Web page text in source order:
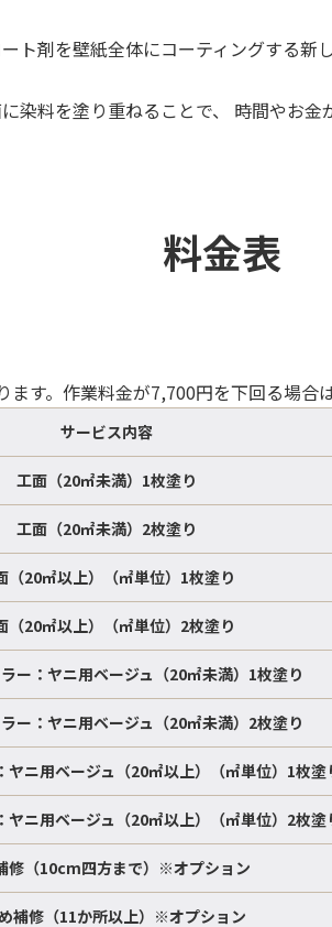
ト剤を壁紙全体にコーティングする
染料を塗り重ねることで、 時間やお
料金表
す。作業料金が7,700円を下回る場合
サービス内容
工面（20㎡未満）1枚塗り
工面（20㎡未満）2枚塗り
（20㎡以上）（㎡単位）1枚塗り
（20㎡以上）（㎡単位）2枚塗り
ー：ヤニ用ベージュ（20㎡未満）1枚塗り
ー：ヤニ用ベージュ（20㎡未満）2枚塗り
ヤニ用ベージュ（20㎡以上）（㎡単位）1枚塗
ヤニ用ベージュ（20㎡以上）（㎡単位）2枚塗
修（10cm四方まで）※オプション
補修（11か所以上）※オプション